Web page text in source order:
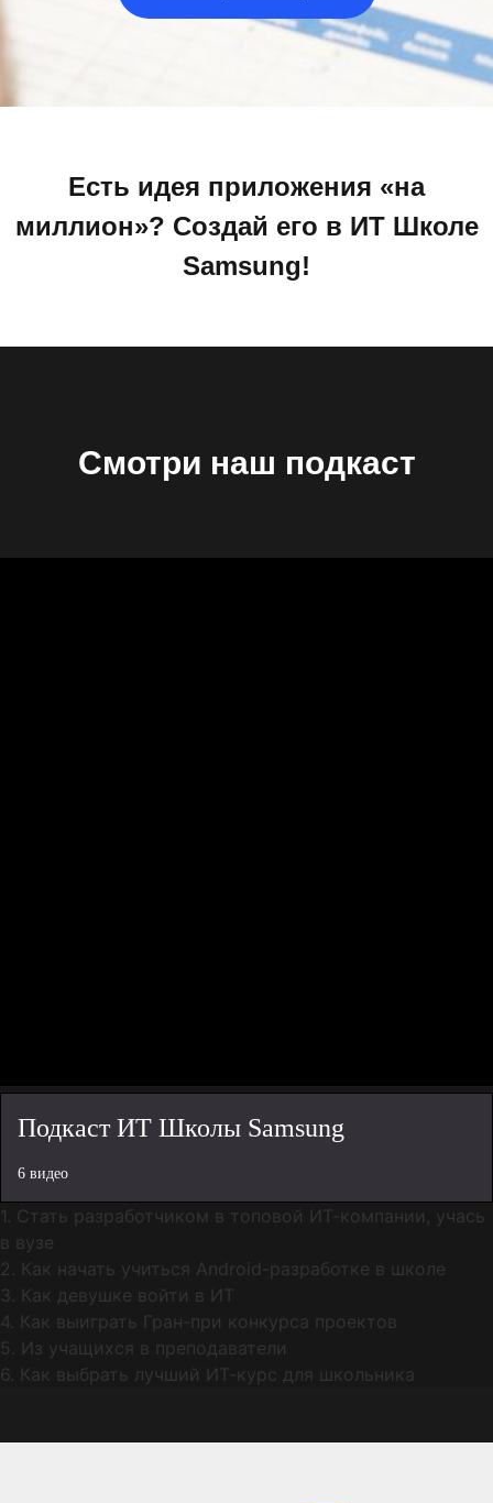
Есть идея приложения «на
миллион»? Создай его в ИТ Школе
Samsung!
Смотри наш подкаст
Подкаст ИТ Школы Samsung
6 видео
1. Стать разработчиком в топовой ИТ-компании, учась
в вузе
2. Как начать учиться Android-разработке в школе
3. Как девушке войти в ИТ
4. Как выиграть Гран-при конкурса проектов
5. Из учащихся в преподаватели
6. Как выбрать лучший ИТ-курс для школьника